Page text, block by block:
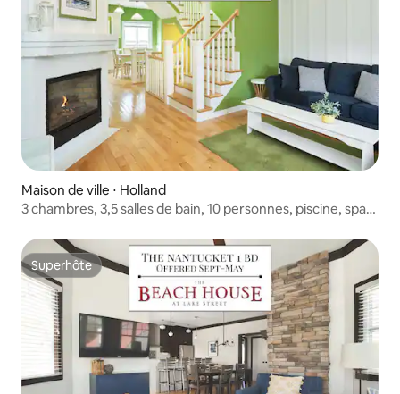
Maison de ville ⋅ Holland
3 chambres, 3,5 salles de bain, 10 personnes, piscine, spa,
Superhôte
Superhôte